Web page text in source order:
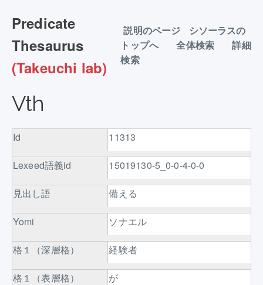
Predicate
Thesaurus
(Takeuchi lab)
説明のページ
シソーラスの
トップへ
全体検索
詳細
検索
Vth
Id 11313
Lexeed語義id 15019130-5_0-0-4-0-0
見出し語 備える
Yomi ソナエル
格１（深層格） 経験者
格１（表層格） が